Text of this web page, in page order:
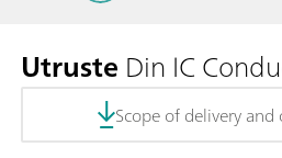
Utruste Din IC
Scope of delivery and